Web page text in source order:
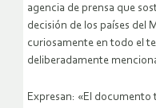
agencia de prensa que
decisión de los países del
curiosamente en todo el
deliberadamente
Expresan: «El